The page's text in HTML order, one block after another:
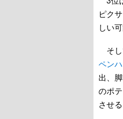
ピク
しい
そし
ペン
出、
のポ
させ